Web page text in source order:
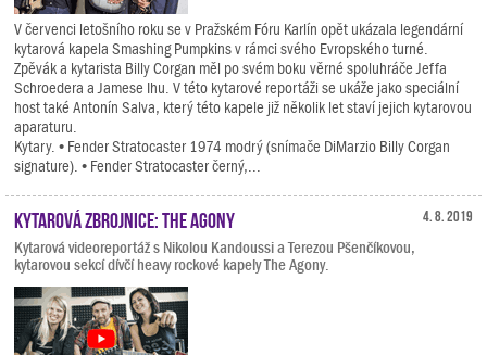
V červenci letošního roku se v Pražském Fóru Karlín opět ukázala legendární
kytarová kapela Smashing Pumpkins v rámci svého Evropského turné.
Zpěvák a kytarista Billy Corgan měl po svém boku věrné spoluhráče Jeffa
Schroedera a Jamese Ihu. V této kytarové reportáži se ukáže jako speciální
host také Antonín Salva, který této kapele již několik let staví jejich kytarovou
aparaturu.
Kytary. • Fender Stratocaster 1974 modrý (snímače DiMarzio Billy Corgan
signature). • Fender Stratocaster černý,...
4. 8. 2019
Kytarová zbrojnice: The Agony
Kytarová videoreportáž s Nikolou Kandoussi a Terezou Pšenčíkovou,
kytarovou sekcí dívčí heavy rockové kapely The Agony.